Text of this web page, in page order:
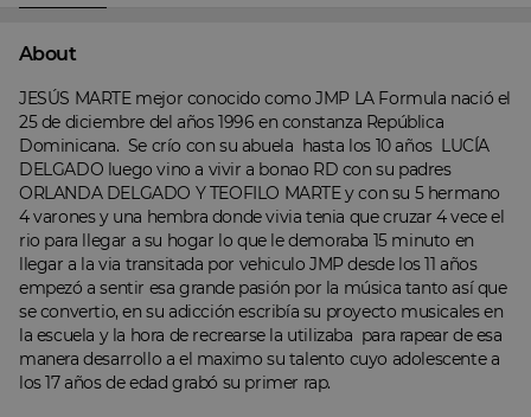
About
JESÚS MARTE mejor conocido como JMP LA Formula nació el
25 de diciembre del años 1996 en constanza República
Dominicana.  Se crío con su abuela  hasta los 10 años  LUCÍA
DELGADO luego vino a vivir a bonao RD con su padres
ORLANDA DELGADO Y TEOFILO MARTE y con su 5 hermano
4 varones y una hembra donde vivia tenia que cruzar 4 vece el
rio para llegar a su hogar lo que le demoraba 15 minuto en
llegar a la via transitada por vehiculo JMP desde los 11 años
empezó a sentir esa grande pasión por la música tanto así que
se convertio, en su adicción escribía su proyecto musicales en
la escuela y la hora de recrearse la utilizaba  para rapear de esa
manera desarrollo a el maximo su talento cuyo adolescente a
los 17 años de edad grabó su primer rap.